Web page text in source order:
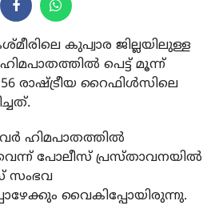
കുപ്വാര ജില്ലയിലുള്ള
പെട്ട് മൂന്ന്
രാഷ്ട്രീയ റൈഫിള്‍സിലെ
ഇവര്‍ ഹിമപാതത്തില്‍
പോലീസ് പ്രസ്താവനയില്‍
സംഭവ
വൈകിപ്പോയിരുന്നു.